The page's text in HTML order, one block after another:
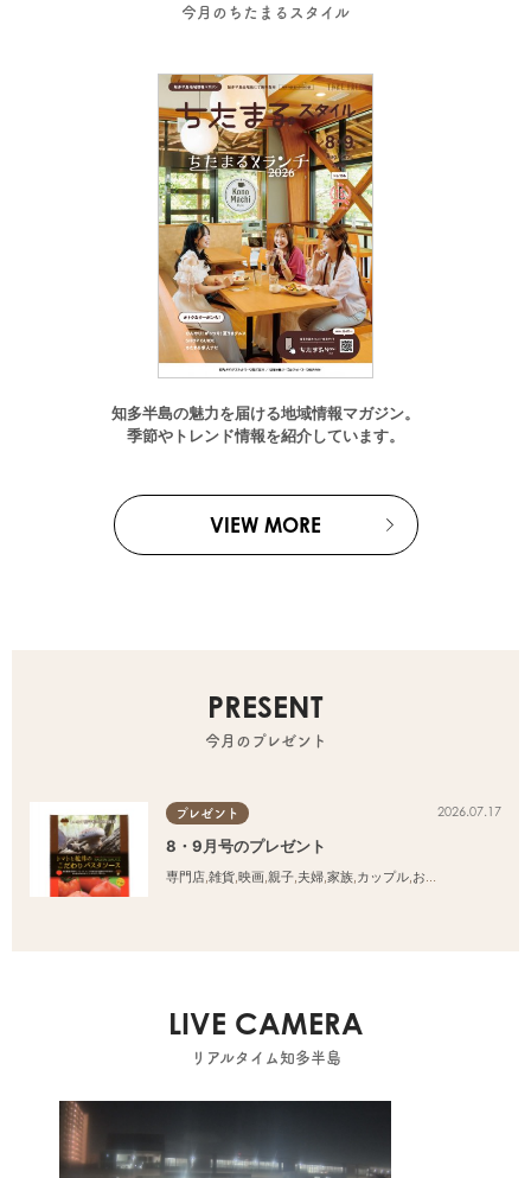
今月のちたまるスタイル
知多半島の魅力を届ける地域情報マガジン。
季節やトレンド情報を紹介しています。
VIEW MORE
PRESENT
今月のプレゼント
プレゼント 2026.07.17
8・9月号のプレゼント
専門店,雑貨,映画,親子,夫婦,家族,カップル,おひとりさま
LIVE CAMERA
リアルタイム知多半島